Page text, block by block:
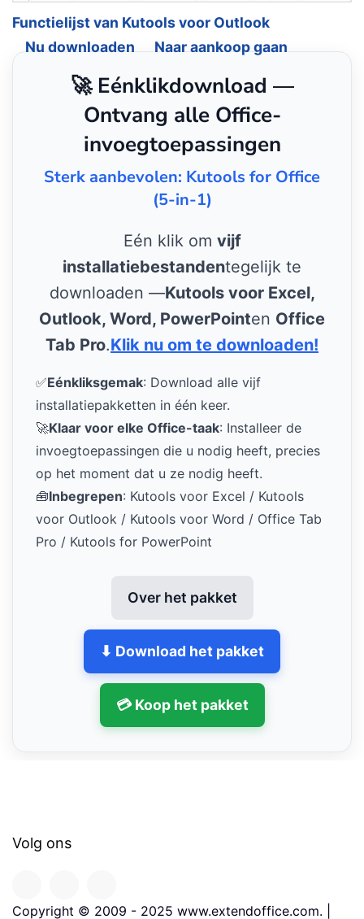
Functielijst van Kutools voor Outlook
Nu downloaden
Naar aankoop gaan
🚀 Eénklikdownload —
Ontvang alle Office-
invoegtoepassingen
Sterk aanbevolen: Kutools for Office
(5-in-1)
Eén klik om vijf
installatiebestandentegelijk te
downloaden —Kutools voor Excel,
Outlook, Word, PowerPointen Office
Tab Pro.Klik nu om te downloaden!
✅Eénkliksgemak: Download alle vijf
installatiepakketten in één keer.
🚀Klaar voor elke Office-taak: Installeer de
invoegtoepassingen die u nodig heeft, precies
op het moment dat u ze nodig heeft.
🧰Inbegrepen: Kutools voor Excel / Kutools
voor Outlook / Kutools voor Word / Office Tab
Pro / Kutools for PowerPoint
Over het pakket
⬇ Download het pakket
💳 Koop het pakket
Volg ons
Copyright © 2009 - 2025 www.extendoffice.com. |